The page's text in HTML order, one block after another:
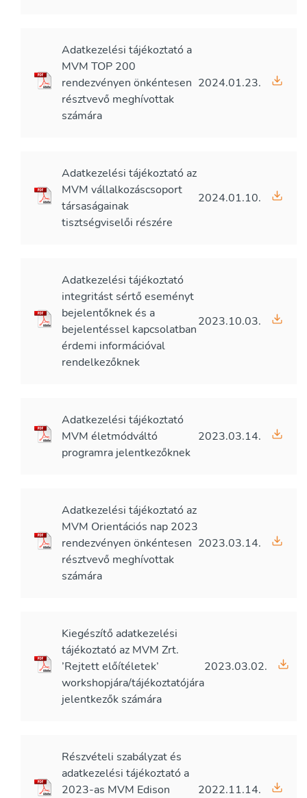
Adatkezelési tájékoztató a
MVM TOP 200
rendezvényen önkéntesen
résztvevő meghívottak
számára
2024.01.23.
Adatkezelési tájékoztató az
MVM vállalkozáscsoport
társaságainak
tisztségviselői részére
2024.01.10.
Adatkezelési tájékoztató
integritást sértő eseményt
bejelentőknek és a
bejelentéssel kapcsolatban
érdemi információval
rendelkezőknek
2023.10.03.
Adatkezelési tájékoztató
MVM életmódváltó
programra jelentkezőknek
2023.03.14.
Adatkezelési tájékoztató az
MVM Orientációs nap 2023
rendezvényen önkéntesen
résztvevő meghívottak
számára
2023.03.14.
Kiegészítő adatkezelési
tájékoztató az MVM Zrt.
’Rejtett előítéletek’
workshopjára/tájékoztatójára
jelentkezők számára
2023.03.02.
Részvételi szabályzat és
adatkezelési tájékoztató a
2023-as MVM Edison
2022.11.14.